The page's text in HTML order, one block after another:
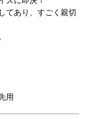
てあり、すごく親切
用